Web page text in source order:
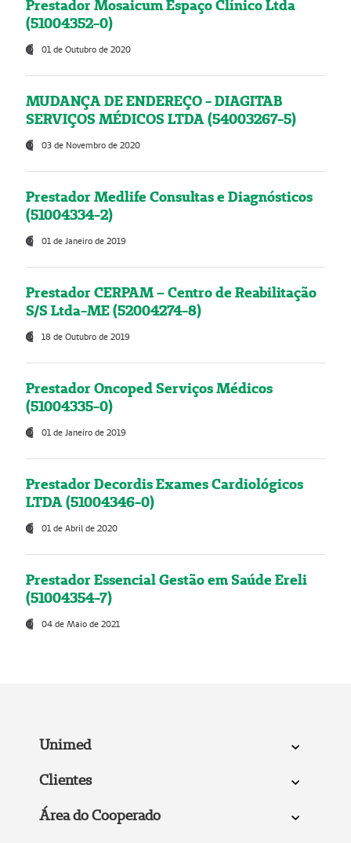
Prestador Mosaicum Espaço Clínico Ltda
(51004352-0)
01 de Outubro de 2020
MUDANÇA DE ENDEREÇO - DIAGITAB
SERVIÇOS MÉDICOS LTDA (54003267-5)
03 de Novembro de 2020
Prestador Medlife Consultas e Diagnósticos
(51004334-2)
01 de Janeiro de 2019
Prestador CERPAM – Centro de Reabilitação
S/S Ltda-ME (52004274-8)
18 de Outubro de 2019
Prestador Oncoped Serviços Médicos
(51004335-0)
01 de Janeiro de 2019
Prestador Decordis Exames Cardiológicos
LTDA (51004346-0)
01 de Abril de 2020
Prestador Essencial Gestão em Saúde Ereli
(51004354-7)
04 de Maio de 2021
Unimed
Clientes
Área do Cooperado